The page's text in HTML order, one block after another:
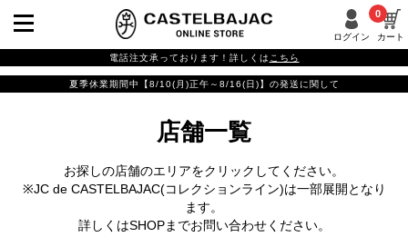
ログイン カート
0
電話注文承っております！詳しくは こちら
夏季休業期間中【8/10(月)正午～8/16(日)】の発送に関して
店舗一覧
お探しの店舗のエリアをクリックしてください。
※JC de CASTELBAJAC(コレクションライン)は一部展開となり
ます。
詳しくはSHOPまでお問い合わせください。